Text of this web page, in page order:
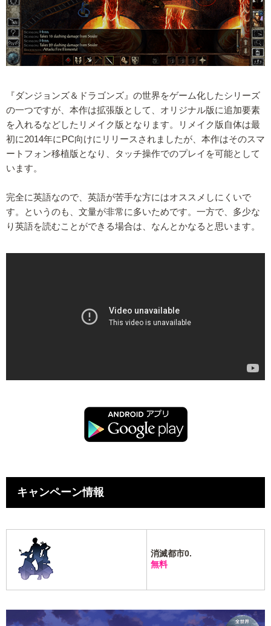
『ダンジョンズ＆ドラゴンズ』の世界をゲーム化したシリーズ
の一つですが、本作は拡張版として、オリジナル版に追加要素
を入れるなどしたリメイク版となります。リメイク版自体は最
初に2014年にPC向けにリリースされましたが、本作はそのスマ
ートフォン移植版となり、タッチ操作でのプレイを可能として
います。
完全に英語なので、英語が苦手な方にはオススメしにくいで
す。というのも、文量が非常に多いためです。一方で、多少な
り英語を読むことができる場合は、なんとかなると思います。
キャンペーン情報
消滅都市0.
無料